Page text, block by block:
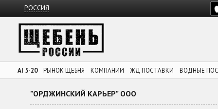
РОССИЯ
AI 5-20 РЫНОК ЩЕБНЯ КОМПАНИИ ЖД ПОСТАВКИ ВОДНЫЕ
"ОРДЖИНСКИЙ КАРЬЕР" ООО